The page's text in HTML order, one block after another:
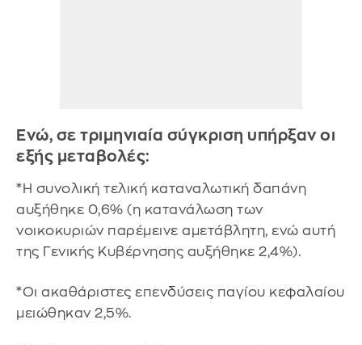
Ενώ, σε τριμηνιαία σύγκριση υπήρξαν οι
εξής μεταβολές:
*Η συνολική τελική καταναλωτική δαπάνη
αυξήθηκε 0,6% (η κατανάλωση των
νοικοκυριών παρέμεινε αμετάβλητη, ενώ αυτή
της Γενικής Κυβέρνησης αυξήθηκε 2,4%).
*Οι ακαθάριστες επενδύσεις παγίου κεφαλαίου
μειώθηκαν 2,5%.